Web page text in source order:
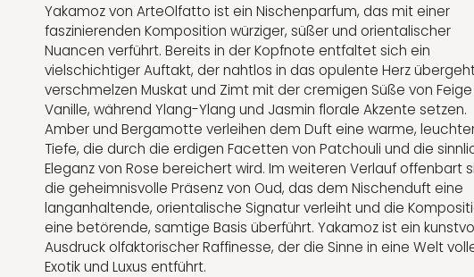
Yakamoz von ArteOlfatto ist ein Nischenparfum, das mit einer
faszinierenden Komposition würziger, süßer und orientalischer
Nuancen verführt. Bereits in der Kopfnote entfaltet sich ein
vielschichtiger Auftakt, der nahtlos in das opulente Herz
verschmelzen Muskat und Zimt mit der cremigen Süße von
Vanille, während Ylang-Ylang und Jasmin florale Akzente setzen.
Amber und Bergamotte verleihen dem Duft eine warme,
Tiefe, die durch die erdigen Facetten von Patchouli und die
Eleganz von Rose bereichert wird. Im weiteren Verlauf offenbart
die geheimnisvolle Präsenz von Oud, das dem Nischenduft eine
langanhaltende, orientalische Signatur verleiht und die
eine betörende, samtige Basis überführt. Yakamoz ist ein
Ausdruck olfaktorischer Raffinesse, der die Sinne in eine Welt
Exotik und Luxus entführt.